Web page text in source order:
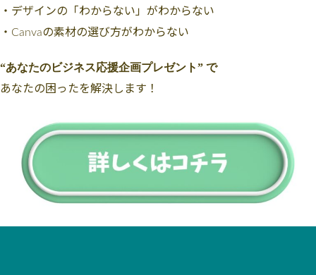
・デザインの「わからない」がわからない
・Canvaの素材の選び方がわからない
“あなたのビジネス応援企画プレゼント” で
あなたの困ったを解決します！